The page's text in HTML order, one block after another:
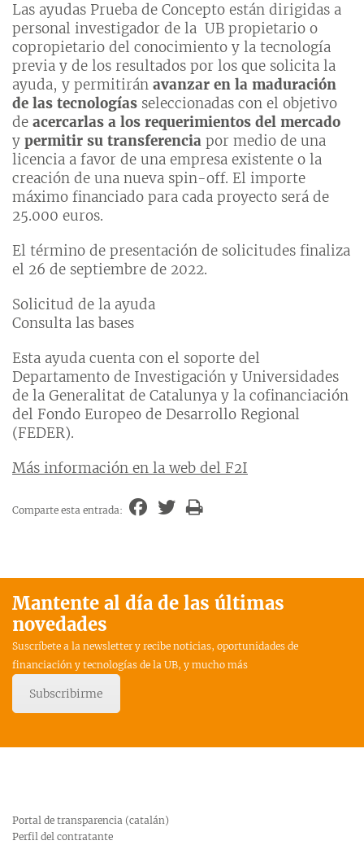
Las ayudas Prueba de Concepto están dirigidas a
personal investigador de la UB propietario o
copropietario del conocimiento y la tecnología
previa y de los resultados por los que solicita la
ayuda, y permitirán avanzar en la maduración
de las tecnologías seleccionadas con el objetivo
de acercarlas a los requerimientos del mercado
y permitir su transferencia por medio de una
licencia a favor de una empresa existente o la
creación de una nueva spin-off. El importe
máximo financiado para cada proyecto será de
25.000 euros.
El término de presentación de solicitudes finaliza
el 26 de septiembre de 2022.
Solicitud de la ayuda
Consulta las bases
Esta ayuda cuenta con el soporte del
Departamento de Investigación y Universidades
de la Generalitat de Catalunya y la cofinanciación
del Fondo Europeo de Desarrollo Regional
(FEDER).
Más información en la web del F2I
Comparte esta entrada:
Mantente al día de las últimas
novedades
Suscríbete a la newsletter y recibe noticias, oportunidades de
financiación y tecnologías de la UB, y mucho más
Subscribirme
Portal de transparencia (catalán)
Perfil del contratante